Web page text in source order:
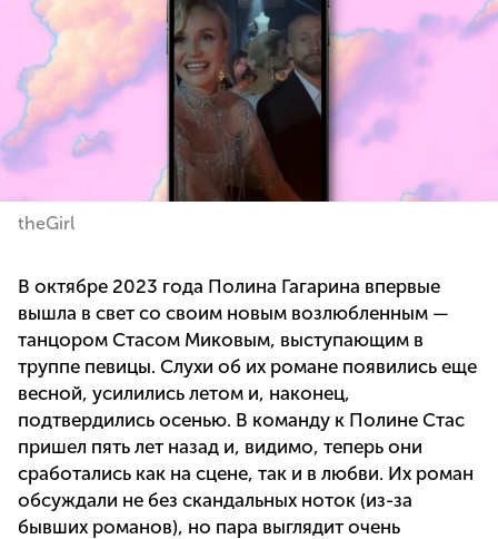
theGirl
В октябре 2023 года Полина Гагарина впервые
вышла в свет со своим новым возлюбленным —
танцором Стасом Миковым, выступающим в
труппе певицы. Слухи об их романе появились еще
весной, усилились летом и, наконец,
подтвердились осенью. В команду к Полине Стас
пришел пять лет назад и, видимо, теперь они
сработались как на сцене, так и в любви. Их роман
обсуждали не без скандальных ноток (из-за
бывших романов), но пара выглядит очень